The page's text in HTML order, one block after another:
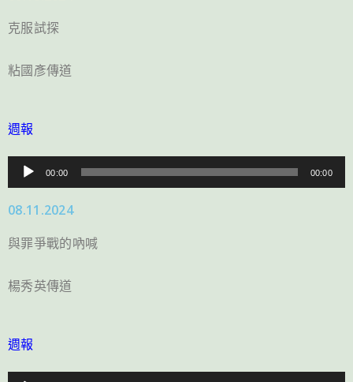
放
克服試探
粘國彥傳道
週報
訊
播
放
00:00 00:00
08.11.2024
與罪爭戰的吶喊
楊秀英傳道
週報